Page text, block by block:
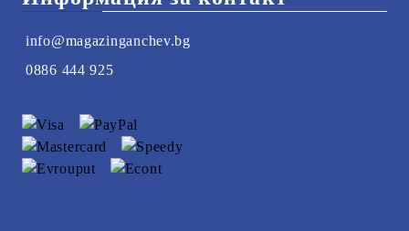
info@magazinganchev.bg
0886 444 925